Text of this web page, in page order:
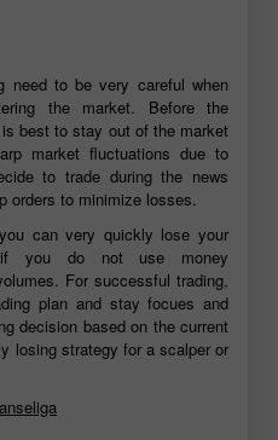
need to be very careful when
the market. Before the
best to stay out of the market
market fluctuations due to
to trade during the news
orders to minimize losses.
can very quickly lose your
if you do not use money
For successful trading,
plan and stay focues and
decision based on the current
losing strategy for a scalper or